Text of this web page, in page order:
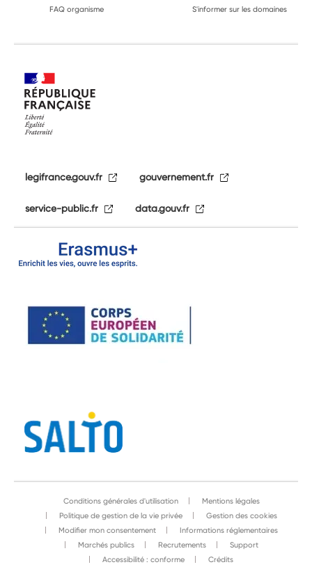
FAQ organisme
S'informer sur les domaines
legifrance.gouv.fr gouvernement.fr
service-public.fr data.gouv.fr
Conditions générales d'utilisation
Mentions légales
Politique de gestion de la vie privée
Gestion des cookies
Modifier mon consentement
Informations réglementaires
Marchés publics
Recrutements
Support
Accessibilité : conforme
Crédits